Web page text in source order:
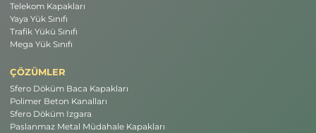
Telekom Kapakları
Yaya Yük Sınıfı
Trafik Yükü Sınıfı
Mega Yük Sınıfı
ÇÖZÜMLER
Sfero Döküm Baca Kapakları
Polimer Beton Kanalları
Sfero Döküm Izgara
Paslanmaz Metal Müdahale Kapakları